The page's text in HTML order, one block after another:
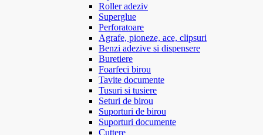
Roller adeziv
Superglue
Perforatoare
Agrafe, pioneze, ace, clipsuri
Benzi adezive si dispensere
Buretiere
Foarfeci birou
Tavite documente
Tusuri si tusiere
Seturi de birou
Suporturi de birou
Suporturi documente
Cuttere